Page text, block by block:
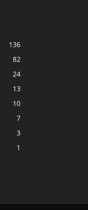
136
82
24
13
10
7
3
1